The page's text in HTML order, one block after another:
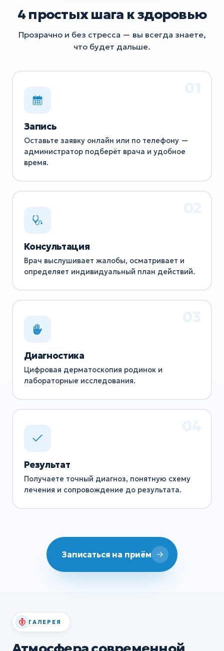
4 простых шага к здоровью
Прозрачно и без стресса — вы всегда знаете,
что будет дальше.
Запись
Оставьте заявку онлайн или по телефону —
администратор подберёт врача и удобное
время.
Консультация
Врач выслушивает жалобы, осматривает и
определяет индивидуальный план действий.
Диагностика
Цифровая дерматоскопия родинок и
лабораторные исследования.
Результат
Получаете точный диагноз, понятную схему
лечения и сопровождение до результата.
Записаться на приём
ГАЛЕРЕЯ